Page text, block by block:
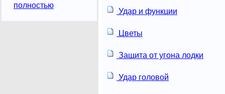
полностью
Удар и функции
Цветы
Защита от угона лодки
Удар головой